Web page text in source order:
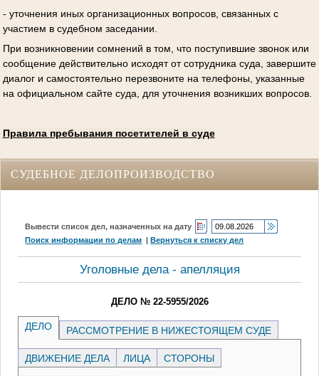
- уточнения иных организационных вопросов, связанных с
участием в судебном заседании.
При возникновении сомнений в том, что поступившие звонок или
сообщение действительно исходят от сотрудника суда, завершите
диалог и самостоятельно перезвоните на телефоны, указанные
на официальном сайте суда, для уточнения возникших вопросов.
Правила пребывания посетителей в суде
СУДЕБНОЕ ДЕЛОПРОИЗВОДСТВО
Вывести список дел, назначенных на дату
Поиск информации по делам |Вернуться к списку дел
Уголовные дела - апелляция
ДЕЛО № 22-5955/2026
ДЕЛО РАССМОТРЕНИЕ В НИЖЕСТОЯЩЕМ СУДЕ
ДВИЖЕНИЕ ДЕЛА ЛИЦА СТОРОНЫ